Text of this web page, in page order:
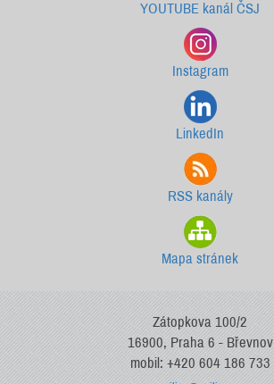
YOUTUBE kanál ČSJ
Instagram
LinkedIn
RSS kanály
Mapa stránek
Zátopkova 100/2
16900, Praha 6 - Břevnov
mobil: +420 604 186 733